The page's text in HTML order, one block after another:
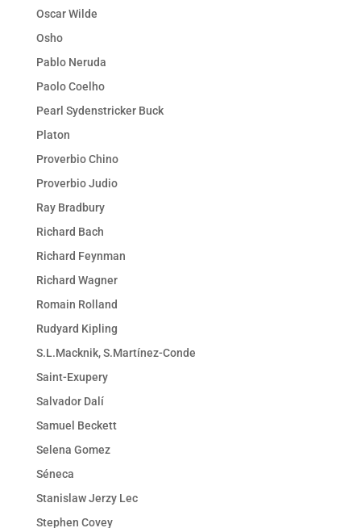
Oscar Wilde
Osho
Pablo Neruda
Paolo Coelho
Pearl Sydenstricker Buck
Platon
Proverbio Chino
Proverbio Judio
Ray Bradbury
Richard Bach
Richard Feynman
Richard Wagner
Romain Rolland
Rudyard Kipling
S.L.Macknik, S.Martínez-Conde
Saint-Exupery
Salvador Dalí
Samuel Beckett
Selena Gomez
Séneca
Stanislaw Jerzy Lec
Stephen Covey